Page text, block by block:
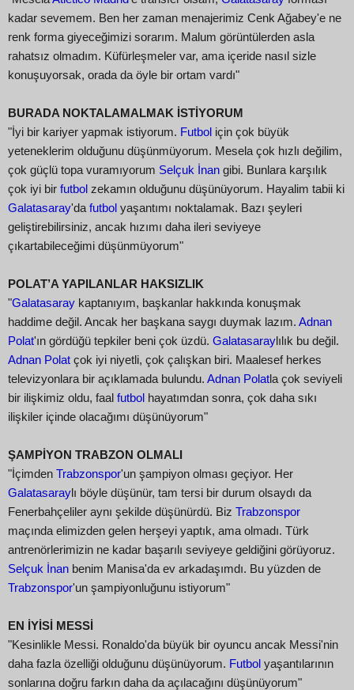
kadar sevemem. Ben her zaman menajerimiz Cenk Ağabey'e ne
renk forma giyeceğimizi sorarım. Malum görüntülerden asla
rahatsız olmadım. Küfürleşmeler var, ama içeride nasıl sizle
konuşuyorsak, orada da öyle bir ortam vardı"
BURADA NOKTALAMALMAK İSTİYORUM
"İyi bir kariyer yapmak istiyorum. Futbol için çok büyük
yeteneklerim olduğunu düşünmüyorum. Mesela çok hızlı değilim,
çok güçlü topa vuramıyorum Selçuk İnan gibi. Bunlara karşılık
çok iyi bir futbol zekamın olduğunu düşünüyorum. Hayalim tabii ki
Galatasaray'da futbol yaşantımı noktalamak. Bazı şeyleri
geliştirebilirsiniz, ancak hızımı daha ileri seviyeye
çıkartabileceğimi düşünmüyorum"
POLAT’A YAPILANLAR HAKSIZLIK
"Galatasaray kaptanıyım, başkanlar hakkında konuşmak
haddime değil. Ancak her başkana saygı duymak lazım. Adnan
Polat'ın gördüğü tepkiler beni çok üzdü. Galatasaraylılık bu değil.
Adnan Polat çok iyi niyetli, çok çalışkan biri. Maalesef herkes
televizyonlara bir açıklamada bulundu. Adnan Polatla çok seviyeli
bir ilişkimiz oldu, faal futbol hayatımdan sonra, çok daha sıkı
ilişkiler içinde olacağımı düşünüyorum"
ŞAMPİYON TRABZON OLMALI
"İçimden Trabzonspor'un şampiyon olması geçiyor. Her
Galatasaraylı böyle düşünür, tam tersi bir durum olsaydı da
Fenerbahçeliler aynı şekilde düşünürdü. Biz Trabzonspor
maçında elimizden gelen herşeyi yaptık, ama olmadı. Türk
antrenörlerimizin ne kadar başarılı seviyeye geldiğini görüyoruz.
Selçuk İnan benim Manisa'da ev arkadaşımdı. Bu yüzden de
Trabzonspor'un şampiyonluğunu istiyorum"
EN İYİSİ MESSİ
"Kesinlikle Messi. Ronaldo'da büyük bir oyuncu ancak Messi'nin
daha fazla özelliği olduğunu düşünüyorum. Futbol yaşantılarının
sonlarına doğru farkın daha da açılacağını düşünüyorum"